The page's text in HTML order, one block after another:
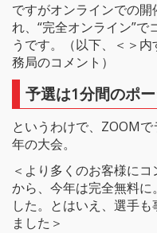
ですがオンラインでの
れ、“完全オンライン”
うです。（以下、＜＞
務局のコメント）
予選は1分間のポ
というわけで、ZOOM
年の大会。
＜より多くのお客様に
から、今年は完全無料
した。とはいえ、選手
ました＞